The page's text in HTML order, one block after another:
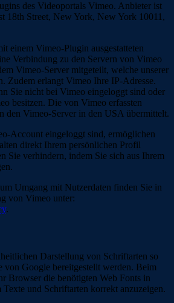
des Videoportals Vimeo. Anbieter ist
18th Street, New York, New York 10011,
einem Vimeo-Plugin ausgestatteten
Verbindung zu den Servern von Vimeo
Vimeo-Server mitgeteilt, welche unserer
Zudem erlangt Vimeo Ihre IP-Adresse.
Sie nicht bei Vimeo eingeloggt sind oder
besitzen. Die von Vimeo erfassten
den Vimeo-Server in den USA übermittelt.
Account eingeloggt sind, ermöglichen
direkt Ihrem persönlichen Profil
Sie verhindern, indem Sie sich aus Ihrem
Umgang mit Nutzerdaten finden Sie in
von Vimeo unter:
.
Darstellung von Schriftarten so
von Google bereitgestellt werden. Beim
Browser die benötigten Web Fonts in
und Schriftarten korrekt anzuzeigen.